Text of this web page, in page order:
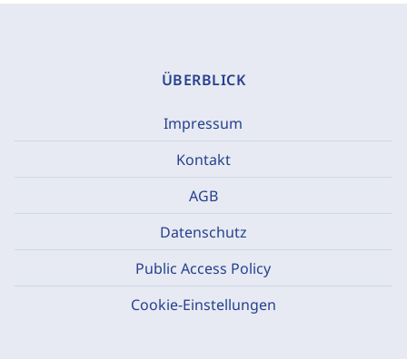
ÜBERBLICK
Impressum
Kontakt
AGB
Datenschutz
Public Access Policy
Cookie-Einstellungen